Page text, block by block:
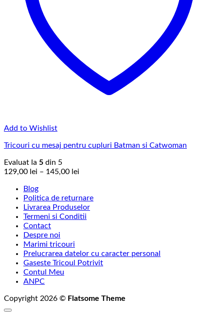
Add to Wishlist
Tricouri cu mesaj pentru cupluri Batman si Catwoman
Evaluat la 5 din 5
129,00 lei – 145,00 lei
129,00 lei
până
la
Blog
Politica de returnare
Livrarea Produselor
Termeni si Conditii
Contact
Despre noi
Marimi tricouri
Prelucrarea datelor cu caracter personal
Gaseste Tricoul Potrivit
Contul Meu
ANPC
Copyright 2026 © Flatsome Theme